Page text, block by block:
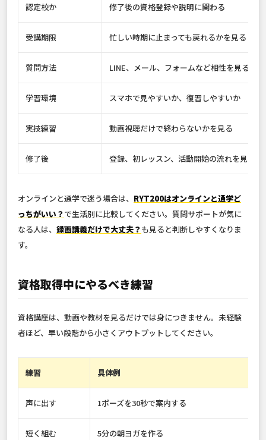
認定校か 修了後の資格登録や説明に関わる
受講期限 忙しい時期に止まっても戻れるかを見る
質問方法 LINE、メール、フォームなど相性を見る
学習環境 スマホで見やすいか、復習しやすいか
実技練習 動画視聴だけで終わらないかを見る
修了後 登録、初レッスン、活動開始の流れを見る
オンラインと通学で迷う場合は、 RYT200はオンラインと通学ど
っちがいい？ で生活別に比較してください。質問サポートが気に
なる人は、 録画講義だけで大丈夫？ も見ると判断しやすくなりま
す。
資格取得中にやるべき練習
資格講座は、動画や教材を見るだけでは身につきません。未経験
者ほど、早い段階から小さくアウトプットしてください。
練習 具体例
声に出す 1ポーズを30秒で案内する
短く組む 5分の朝ヨガを作る